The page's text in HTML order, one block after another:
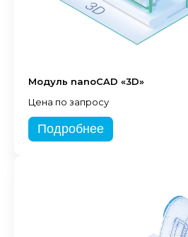
Модуль nanoCAD «3D»
Цена по запросу
Подробнее